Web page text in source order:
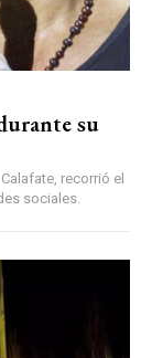
su
recorrió el
sociales.